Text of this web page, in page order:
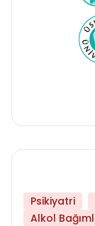
Psikiyatri
Alkol